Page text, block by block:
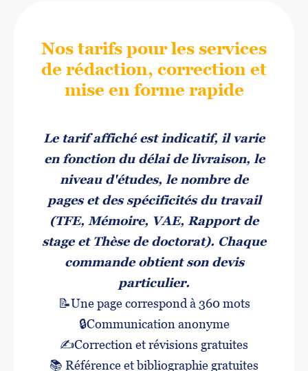
Nos tarifs pour les services
de rédaction, correction et
mise en forme rapide
Le tarif affiché est indicatif, il varie
en fonction du délai de livraison, le
niveau d'études, le nombre de
pages et des spécificités du travail
(TFE, Mémoire, VAE, Rapport de
stage et Thèse de doctorat). Chaque
commande obtient son devis
particulier.
📝Une page correspond à 360 mots
🔒Communication anonyme
✍️Correction et révisions gratuites
📚 Référence et bibliographie gratuites